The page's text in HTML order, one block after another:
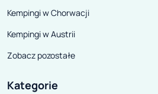
wewnątrz – 2.04 m) od wielu z
nich. Skąd więc tak niska waga?
To zasługa materiałów
płyt z papierowym rdzeniem o
Kempingi w Chorwacji
Kempingi w Austrii
Zobacz pozostałe
Kategorie